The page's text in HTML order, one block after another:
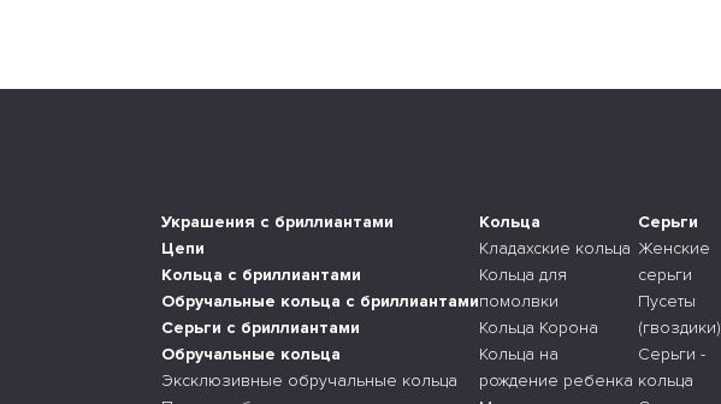
Украшения с бриллиантами
Цепи
Кольца с бриллиантами
Обручальные кольца с бриллиантами
Серьги с бриллиантами
Обручальные кольца
Эксклюзивные обручальные кольца
Кольца
Кладахские кольца
Кольца для
помолвки
Кольца Корона
Кольца на
рождение ребенка
Серьги
Женские
серьги
Пусеты
(гвоздики)
Серьги -
кольца